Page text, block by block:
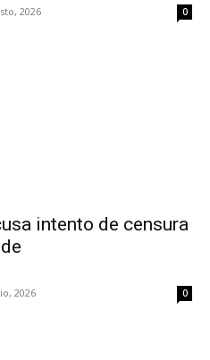
2026 0
intento de censura
2026 0